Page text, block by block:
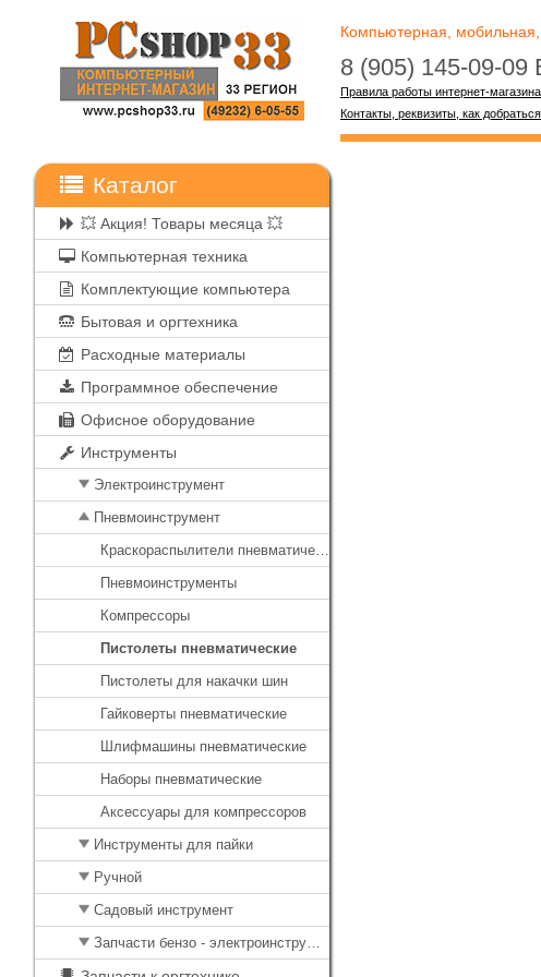
Компьютерная, мобильная,
8 (905) 145-09-09
Правила работы интернет-магазина
Контакты, реквизиты, как добраться
Каталог
💥 Акция! Товары месяца 💥
Компьютерная техника
Комплектующие компьютера
Бытовая и оргтехника
Расходные материалы
Программное обеспечение
Офисное оборудование
Инструменты
Электроинструмент
Пневмоинструмент
Краскораспылители пневматические
Пневмоинструменты
Компрессоры
Пистолеты пневматические
Пистолеты для накачки шин
Гайковерты пневматические
Шлифмашины пневматические
Наборы пневматические
Аксессуары для компрессоров
Инструменты для пайки
Ручной
Садовый инструмент
Запчасти бензо - электроинструмента